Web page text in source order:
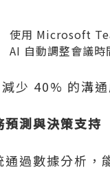
使用 Microsoft
AI 自動調整會議時
減少 40% 的溝
測與決策支持
通過數據分析，